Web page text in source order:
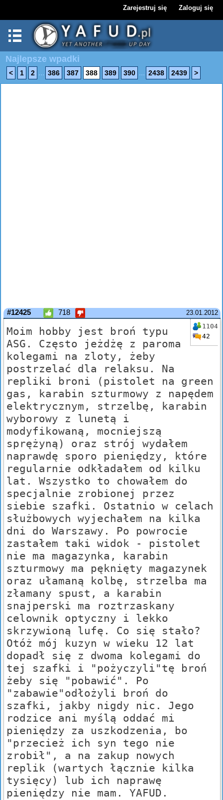
Zarejestruj się Zaloguj się
Najlepsze wpadki
< 1 2 ... 386 387 388 389 390 ... 2438 2439 >
23.01.2012
#12425 718
1104
42
Moim hobby jest broń typu
ASG. Często jeżdżę z paroma
kolegami na zloty, żeby
postrzelać dla relaksu. Na
repliki broni (pistolet na green
gas, karabin szturmowy z napędem
elektrycznym, strzelbę, karabin
wyborowy z lunetą i
modyfikowaną, mocniejszą
sprężyną) oraz strój wydałem
naprawdę sporo pieniędzy, które
regularnie odkładałem od kilku
lat. Wszystko to chowałem do
specjalnie zrobionej przez
siebie szafki. Ostatnio w celach
służbowych wyjechałem na kilka
dni do Warszawy. Po powrocie
zastałem taki widok - pistolet
nie ma magazynka, karabin
szturmowy ma pęknięty magazynek
oraz ułamaną kolbę, strzelba ma
złamany spust, a karabin
snajperski ma roztrzaskany
celownik optyczny i lekko
skrzywioną lufę. Co się stało?
Otóż mój kuzyn w wieku 12 lat
dopadł się z dwoma kolegami do
tej szafki i "pożyczyli"tę broń
żeby się "pobawić". Po
"zabawie"odłożyli broń do
szafki, jakby nigdy nic. Jego
rodzice ani myślą oddać mi
pieniędzy za uszkodzenia, bo
"przecież ich syn tego nie
zrobił", a na zakup nowych
replik (wartych łącznie kilka
tysięcy) lub ich naprawę
pieniędzy nie mam. YAFUD.